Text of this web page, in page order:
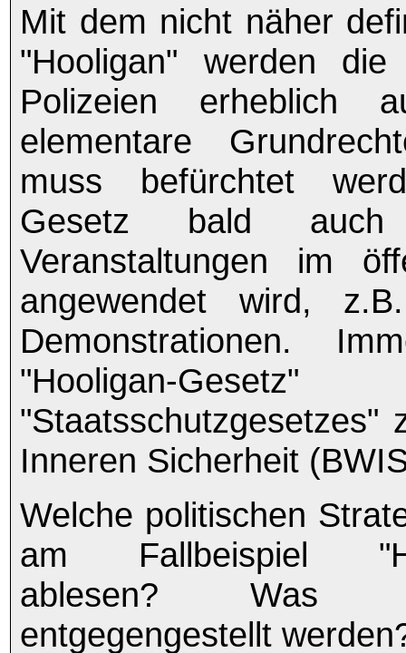
Mit dem nicht näher
"Hooligan" werden
Polizeien erheblich
elementare
muss befürchtet
Gesetz bald
Veranstaltungen im
angewendet wird,
Demonstrationen.
"Hooligan-
"Staatsschutzgesetzes"
Inneren Sicherheit
Welche politischen
am Fallbeispiel
ablesen? Was
entgegengestellt